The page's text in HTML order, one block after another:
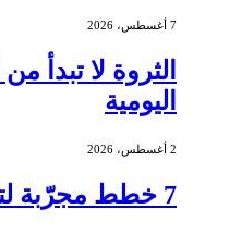
7 أغسطس، 2026
الثروة لا تبدأ
اليومية
2 أغسطس، 2026
7 خطط مجرّبة لتحسين جودة نومك